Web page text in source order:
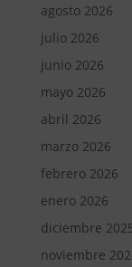
agosto 2026
julio 2026
junio 2026
mayo 2026
abril 2026
marzo 2026
febrero 2026
enero 2026
diciembre
noviembre